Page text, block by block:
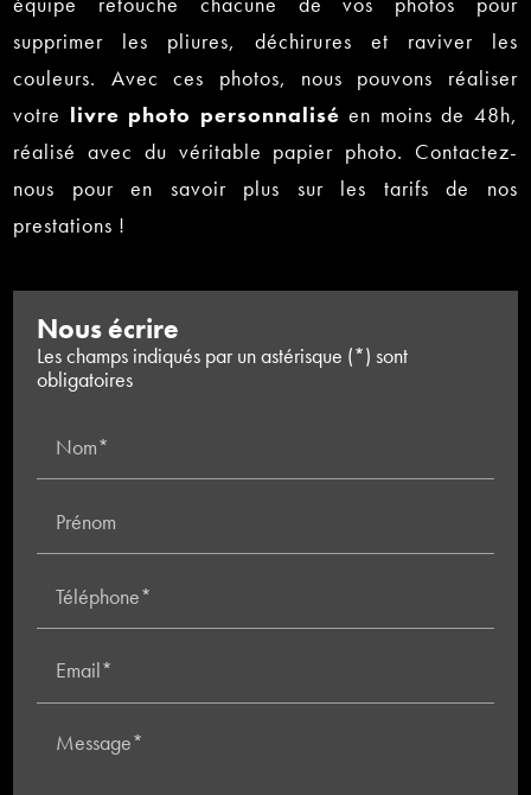
supprimer les pliures, déchirures et raviver les
couleurs. Avec ces photos, nous pouvons réaliser
votre livre photo personnalisé en moins de 48h,
réalisé avec du véritable papier photo. Contactez-
nous pour en savoir plus sur les tarifs de nos
prestations !
Nous écrire
Les champs indiqués par un astérisque (*) sont
obligatoires
Nom*
Prénom
Téléphone*
Email*
Message*